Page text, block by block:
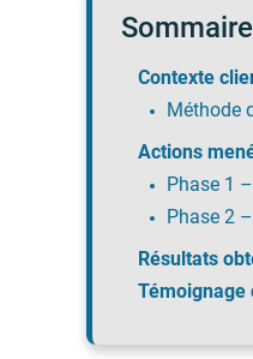
Sommaire
Contexte
Méthode
Actions
Phase 1
Phase 2
Résultats
Témoignage